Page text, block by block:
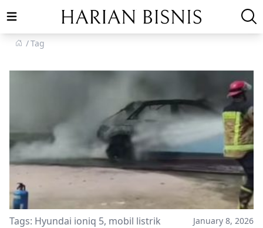
Open main menu
Tag
Tags: Hyundai ioniq 5, mobil listrik January 8, 2026